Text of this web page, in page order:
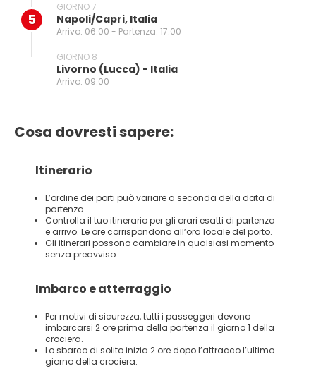
5
GIORNO 7
Napoli/capri, Italia
Arrivo: 06:00 - Partenza: 17:00
GIORNO 8
Livorno (lucca) - Italia
Arrivo: 09:00
Cosa dovresti sapere:
Itinerario
L’ordine dei porti può variare a seconda della data di
partenza.
Controlla il tuo itinerario per gli orari esatti di partenza
e arrivo. Le ore corrispondono all’ora locale del porto.
Gli itinerari possono cambiare in qualsiasi momento
senza preavviso.
Imbarco e atterraggio
Per motivi di sicurezza, tutti i passeggeri devono
imbarcarsi 2 ore prima della partenza il giorno 1 della
crociera.
Lo sbarco di solito inizia 2 ore dopo l’attracco l’ultimo
giorno della crociera.